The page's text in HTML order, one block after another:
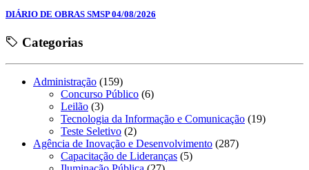
DIÁRIO DE OBRAS SMSP 04/08/2026
Categorias
Administração (159)
Concurso Público (6)
Leilão (3)
Tecnologia da Informação e Comunicação (19)
Teste Seletivo (2)
Agência de Inovação e Desenvolvimento (287)
Capacitação de Lideranças (5)